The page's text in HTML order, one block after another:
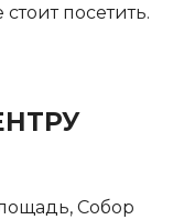
посетить.
Собор